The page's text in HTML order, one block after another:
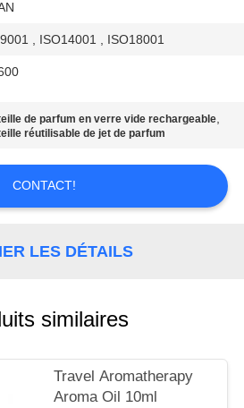
, ISO14001 , ISO18001
de parfum en verre vide rechargeable,
réutilisable de jet de parfum
CONTACT!
LES DÉTAILS
similaires
Travel Aromatherapy
Aroma Oil 10ml